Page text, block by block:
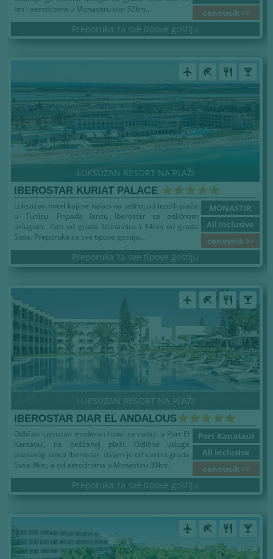
cenovnik >>
km i aerodroma u Monastiru oko 32km...
Preporuka za sve tipove gostiju
airplanemode_active beach_access restaurant local_bar
LUKSUZAN RESORT NA PLAŽI
IBEROSTAR KURIAT PALACE
MONASTIR
All Inclusive
cenovnik >>
Luksuzan hotel koji se nalazi na jednoj od lepših plaža
u Tunisu. Pripada lancu Iberostar sa odličnom
uslugom. 7km od grada Monastira i 14km od grada
Susa. Preporuka za sve tipove gostiju...
Preporuka za sve tipove gostiju
airplanemode_active beach_access restaurant local_bar
LUKSUZAN RESORT NA PLAŽI
IBEROSTAR DIAR EL ANDALOUS
Port Kanataui
All Inclusive
cenovnik >>
Odličan luksuzan moderan hotel se nalazi u Port El
Kantaoui, na peščanoj plaži. Odlična usluga
poznatog lanca Iberostar. daljen je od centra grada
Susa 9km, a od aerodroma u Monastiru 30km.
Preporuka za sve tipove gostiju
airplanemode_active beach_access restaurant local_bar